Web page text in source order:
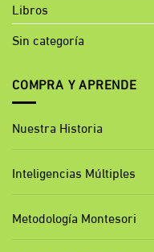
Libros
Sin categoría
COMPRA Y APRENDE
Nuestra Historia
Inteligencias Múltiples
Metodología Montesori